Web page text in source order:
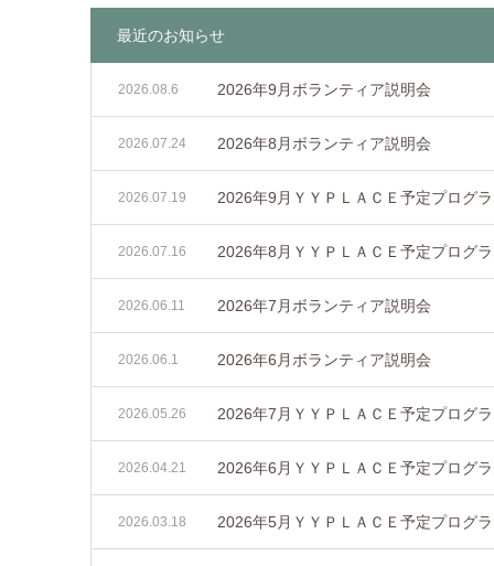
最近のお知らせ
2026年9月ボランティア説明会
2026.08.6
2026年8月ボランティア説明会
2026.07.24
2026年9月ＹＹＰＬＡＣＥ予定プログラ
2026.07.19
2026年8月ＹＹＰＬＡＣＥ予定プログラ
2026.07.16
2026年7月ボランティア説明会
2026.06.11
2026年6月ボランティア説明会
2026.06.1
2026年7月ＹＹＰＬＡＣＥ予定プログラ
2026.05.26
2026年6月ＹＹＰＬＡＣＥ予定プログラ
2026.04.21
2026年5月ＹＹＰＬＡＣＥ予定プログラ
2026.03.18